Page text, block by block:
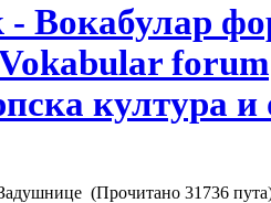
- Вокабулар
forum
култура и
(Прочитано 31736